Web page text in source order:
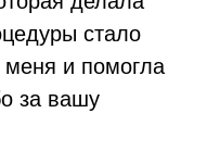
стало
меня и помогла
за вашу